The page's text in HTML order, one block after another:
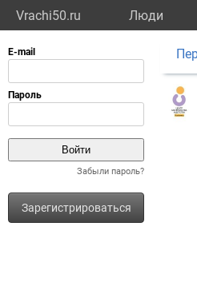
Vrachi50.ru Люди
Забыли пароль?
Зарегистрироваться